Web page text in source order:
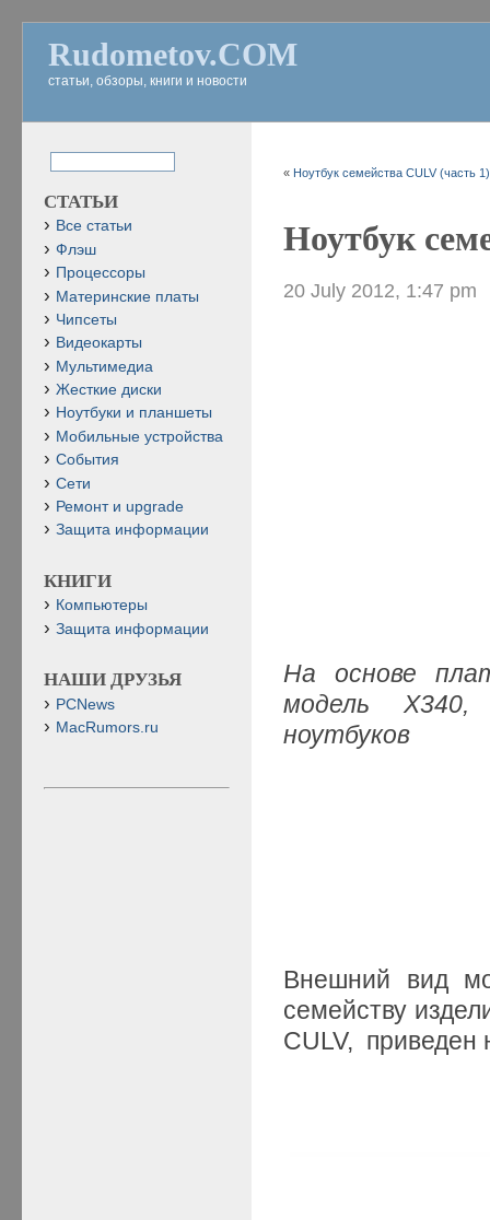
Rudometov.COM
статьи, обзоры, книги и новости
« Ноутбук семейства CULV (часть 1)
Ноутбук
20 July 2012, 1:47 pm
На основе
модель X340,
ноутбуков
Внешний вид
семейству
CULV, приведен
СТАТЬИ
Все статьи
Флэш
Процессоры
Материнские платы
Чипсеты
Видеокарты
Мультимедиа
Жесткие диски
Ноутбуки и планшеты
Мобильные устройства
События
Сети
Ремонт и upgrade
Защита информации
КНИГИ
Компьютеры
Защита информации
НАШИ ДРУЗЬЯ
PCNews
MacRumors.ru